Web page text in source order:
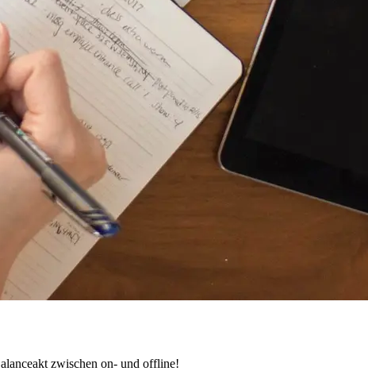
zwischen on- und offline!